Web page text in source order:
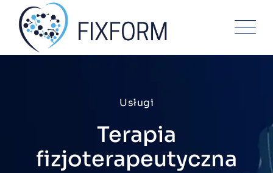
Usługi
Terapia
fizjoterapeutyczna